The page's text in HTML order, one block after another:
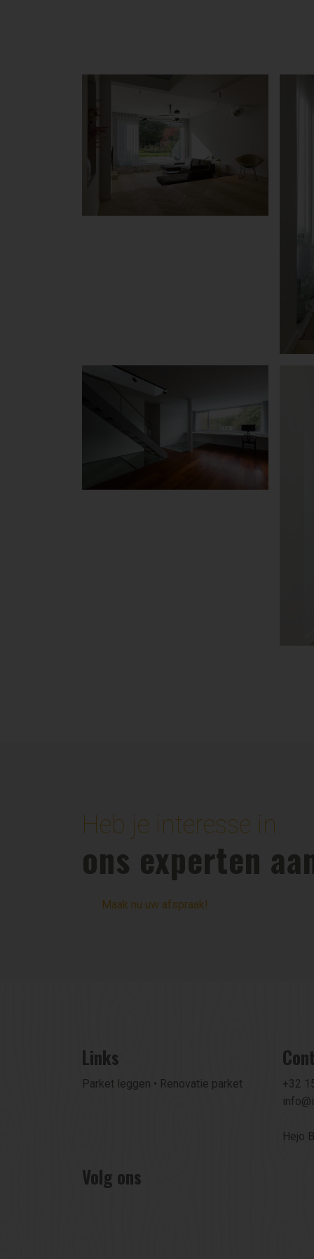
Heb je interesse in
ons experten
Maak nu uw afspraak!
Links
Parket leggen • Renovatie parket
+32
Hejo
Volg ons